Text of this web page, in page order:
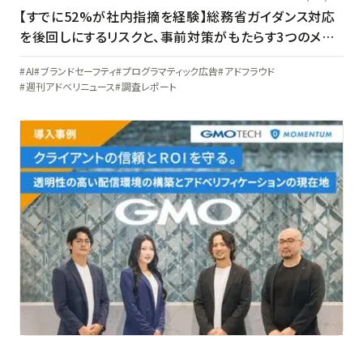
【すでに52%が社内指摘を経験】総務省ガイダンス対応
を後回しにするリスクと、事前対策がもたらす3つのメリ
ット
AI ブランドセーフティ プログラマティック広告 アドフラウド
週刊アドベリニュース 調査レポート